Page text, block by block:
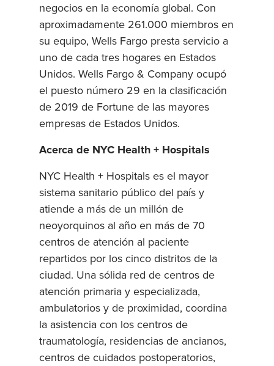
negocios en la economía global. Con
aproximadamente 261.000 miembros en
su equipo, Wells Fargo presta servicio a
uno de cada tres hogares en Estados
Unidos. Wells Fargo & Company ocupó
el puesto número 29 en la clasificación
de 2019 de Fortune de las mayores
empresas de Estados Unidos.
Acerca de NYC Health + Hospitals
NYC Health + Hospitals es el mayor
sistema sanitario público del país y
atiende a más de un millón de
neoyorquinos al año en más de 70
centros de atención al paciente
repartidos por los cinco distritos de la
ciudad. Una sólida red de centros de
atención primaria y especializada,
ambulatorios y de proximidad, coordina
la asistencia con los centros de
traumatología, residencias de ancianos,
centros de cuidados postoperatorios,